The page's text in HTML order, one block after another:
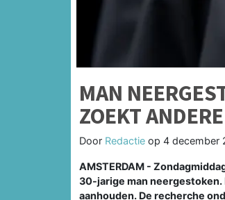
MAN
ZOEKT
Door Redactie op 4 december
AMSTERDAM -
30-jarige man
aanhouden. De recherche